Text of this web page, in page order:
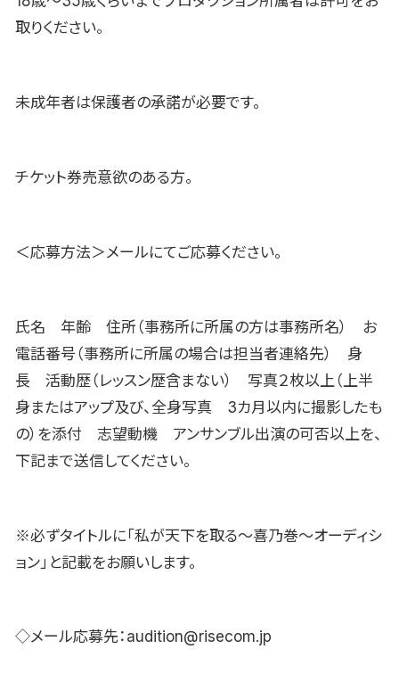
取りください。
未成年者は保護者の承諾が必要です。
チケット券売意欲のある方。
＜応募方法＞メールにてご応募ください。
氏名 年齢 住所（事務所に所属の方は事務所名） お
電話番号（事務所に所属の場合は担当者連絡先） 身
長 活動歴（レッスン歴含まない） 写真２枚以上（上半
身またはアップ及び、全身写真 3カ月以内に撮影したも
の）を添付 志望動機 アンサンブル出演の可否以上を、
下記まで送信してください。
※必ずタイトルに「私が天下を取る〜喜乃巻〜オーディシ
ョン」と記載をお願いします。
◇メール応募先：audition@risecom.jp